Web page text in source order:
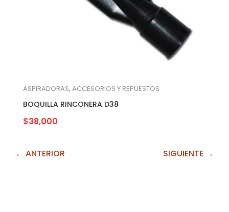
ASPIRADORAS, ACCESORIOS Y REPUESTOS
BOQUILLA RINCONERA D38
$38,000
← ANTERIOR SIGUIENTE →